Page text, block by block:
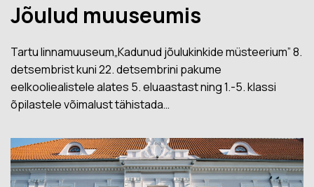
Jõulud muuseumis
Tartu linnamuuseum„Kadunud jõulukinkide müsteerium” 8.
detsembrist kuni 22. detsembrini pakume
eelkooliealistele alates 5. eluaastast ning 1.-5. klassi
õpilastele võimalust tähistada…